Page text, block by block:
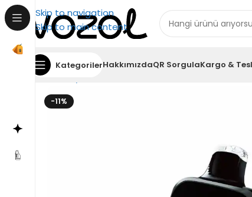
Skip to navigation
Skip to main content
KategorilerHakkımızdaQR SorgulaKargo &
Ana Sayfa
-11%